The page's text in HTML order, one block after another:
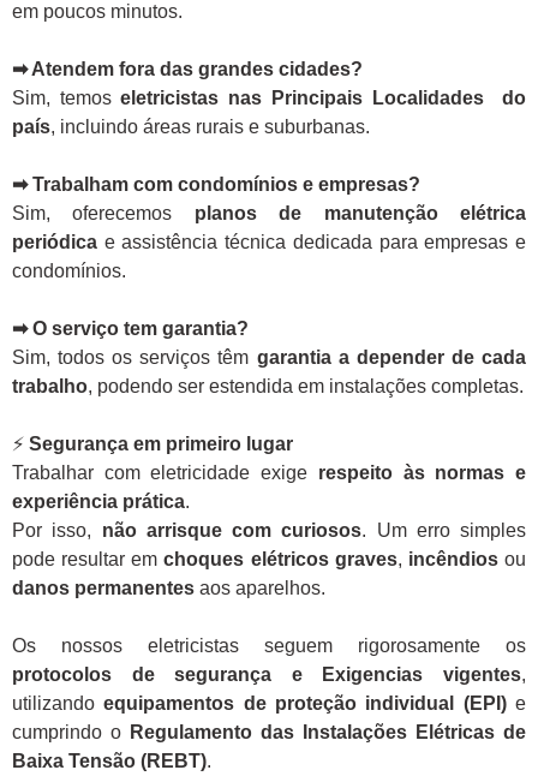
em poucos minutos.
➡ Atendem fora das grandes cidades?
Sim, temoseletricistas nas Principais Localidades do
país, incluindo áreas rurais e suburbanas.
➡ Trabalham com condomínios e empresas?
Sim, oferecemos planos de manutenção elétrica
periódica e assistência técnica dedicada para empresas e
condomínios.
➡ O serviço tem garantia?
Sim, todos os serviços têm garantia a depender de cada
trabalho, podendo ser estendida em instalações completas.
⚡ Segurança em primeiro lugar
Trabalhar com eletricidade exige respeito às normas e
experiência prática.
Por isso, não arrisque com curiosos. Um erro simples
pode resultar emchoques elétricos graves, incêndiosou
danos permanentes aos aparelhos.
Os nossos eletricistas seguem rigorosamente os
protocolos de segurança e Exigencias vigentes,
utilizandoequipamentos de proteção individual (EPI)e
cumprindo o Regulamento das Instalações Elétricas de
Baixa Tensão (REBT).